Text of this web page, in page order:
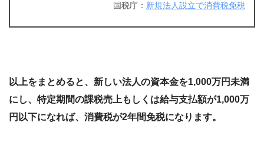
国税庁： 新規法人設立で消費税免税
以上をまとめると、新しい法人の資本金を1,000万円未満
にし、特定期間の課税売上もしくは給与支払額が1,000万
円以下になれば、消費税が2年間免税になります。